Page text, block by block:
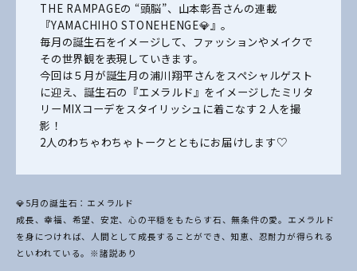
THE RAMPAGEの “頭脳”、山本彰吾さんの連載
『YAMACHIHO STONEHENGE💎』。
毎月の誕生石をイメージして、ファッションやメイクで
その世界観を表現していきます。
今回は５月が誕生月の浦川翔平さんをスペシャルゲスト
に迎え、誕生石の『エメラルド』をイメージしたミリタ
リーMIXコーデをスタイリッシュに着こなす２人を撮
影！
2人のわちゃわちゃトークとともにお届けします♡
💎5月の誕生石：エメラルド
成長、幸福、希望、安定、心の平穏をもたらす石、無条件の愛。エメラルド
を身につければ、人間として成長することができ、知恵、忍耐力が得られる
といわれている。※諸説あり